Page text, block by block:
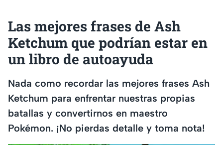
Las mejores frases de Ash
Ketchum que podrían estar en
un libro de autoayuda
Nada como recordar las mejores frases Ash
Ketchum para enfrentar nuestras propias
batallas y convertirnos en maestro
Pokémon. ¡No pierdas detalle y toma nota!